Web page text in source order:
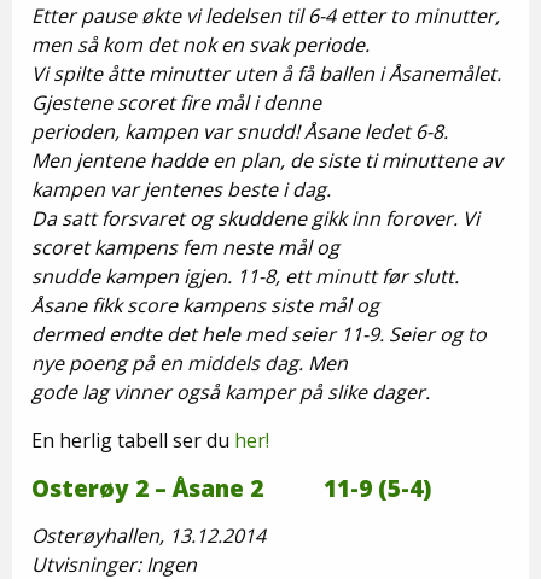
Etter pause økte vi ledelsen til 6-4 etter to minutter,
men så kom det nok en svak periode.
Vi spilte åtte minutter uten å få ballen i Åsanemålet.
Gjestene scoret fire mål i denne
perioden, kampen var snudd! Åsane ledet 6-8.
Men jentene hadde en plan, de siste ti minuttene av
kampen var jentenes beste i dag.
Da satt forsvaret og skuddene gikk inn forover. Vi
scoret kampens fem neste mål og
snudde kampen igjen. 11-8, ett minutt før slutt.
Åsane fikk score kampens siste mål og
dermed endte det hele med seier 11-9. Seier og to
nye poeng på en middels dag. Men
gode lag vinner også kamper på slike dager.
En herlig tabell ser du her!
Osterøy 2 – Åsane 2 11-9 (5-4)
Osterøyhallen, 13.12.2014
Utvisninger: Ingen